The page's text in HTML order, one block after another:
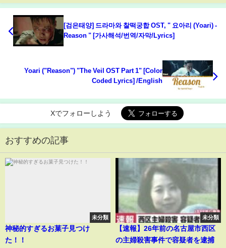
[검은태양] 드라마와 찰떡궁합 OST, " 요아리 (Yoari) -
Reason " [가사해석/번역/자막/Lyrics]
Yoari ("Reason") "The Veil OST Part 1" [Color
Coded Lyrics] /English
Xでフォローしよう
おすすめの記事
未分類
神秘的すぎるお菓子見つけ
た！！
未分類
【速報】26年前の名古屋市西区
の主婦殺害事件で容疑者を逮捕